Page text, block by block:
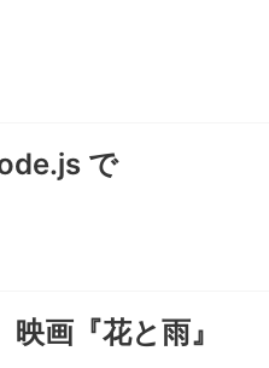
で
画『花と雨』